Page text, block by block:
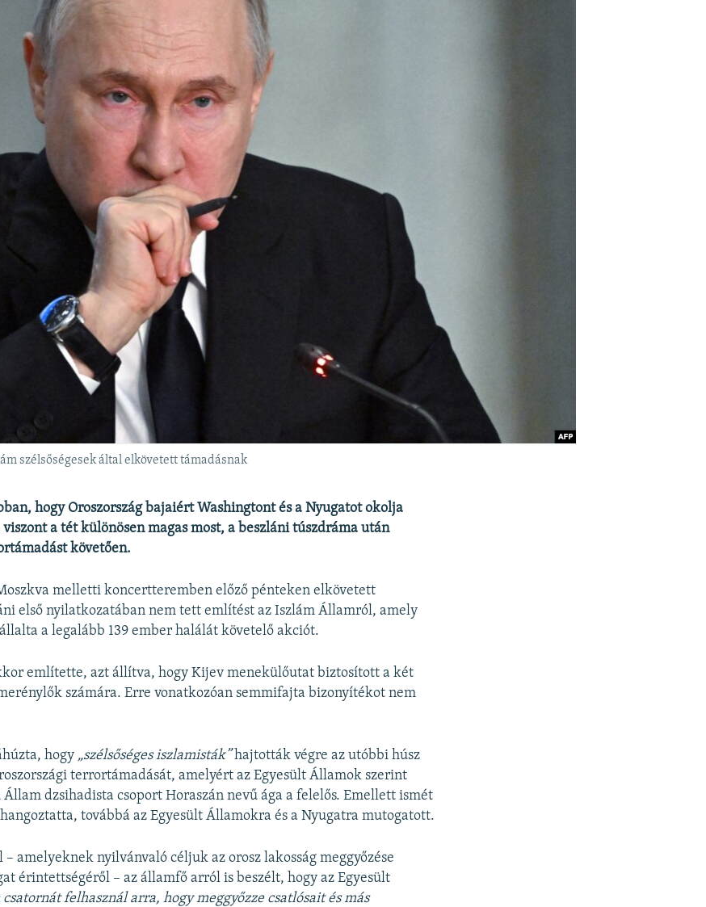
szélsőségesek által elkövetett támadásnak
hogy Oroszország bajaiért Washingtont és a Nyugatot okolja
a tét különösen magas most, a beszláni túszdráma után
követően.
melletti koncertteremben előző pénteken elkövetett
első nyilatkozatában nem tett említést az Iszlám Államról, amely
a legalább 139 ember halálát követelő akciót.
említette, azt állítva, hogy Kijev menekülőutat biztosított a két
számára. Erre vonatkozóan semmifajta bizonyítékot nem
hogy „szélsőséges iszlamisták”hajtották végre az utóbbi húsz
terrortámadását, amelyért az Egyesült Államok szerint
dzsihadista csoport Horaszán nevű ága a felelős. Emellett ismét
továbbá az Egyesült Államokra és a Nyugatra mutogatott.
amelyeknek nyilvánvaló céljuk az orosz lakosság meggyőzése
érintettségéről – az államfő arról is beszélt, hogy az Egyesült
felhasznál arra, hogy meggyőzze csatlósait és más